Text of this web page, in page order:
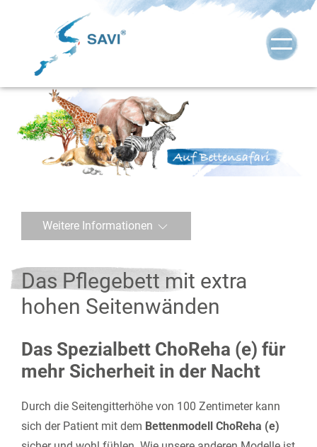
Weitere Informationen
Das Pflegebett mit extra
hohen Seitenwänden
Das Spezialbett ChoReha (e) für
mehr Sicherheit in der Nacht
Durch die Seitengitterhöhe von 100 Zentimeter kann
sich der Patient mit dem Bettenmodell ChoReha (e)